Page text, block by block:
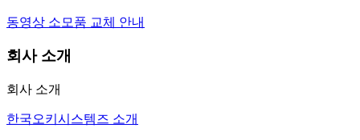
동영상 소모품 교체 안내
회사 소개
회사 소개
한국오키시스템즈 소개